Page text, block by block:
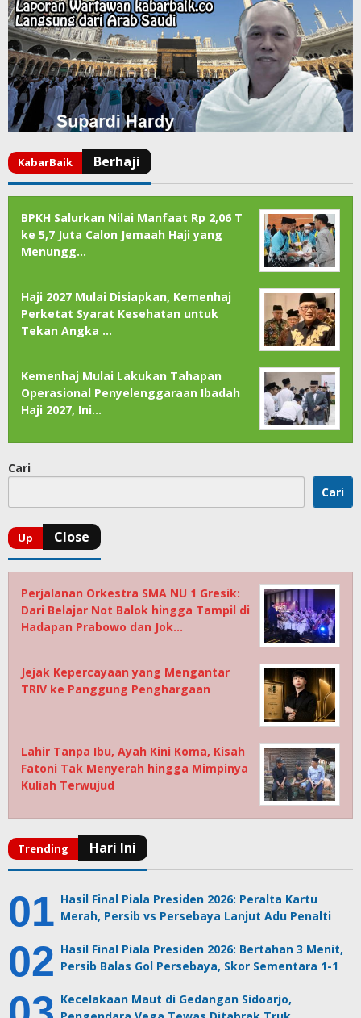
BPKH Salurkan Nilai Manfaat Rp 2,06 T
ke 5,7 Juta Calon Jemaah Haji yang
Menungg…
Haji 2027 Mulai Disiapkan, Kemenhaj
Perketat Syarat Kesehatan untuk
Tekan Angka …
Kemenhaj Mulai Lakukan Tahapan
Operasional Penyelenggaraan Ibadah
Haji 2027, Ini…
Cari
Cari
Perjalanan Orkestra SMA NU 1 Gresik:
Dari Belajar Not Balok hingga Tampil di
Hadapan Prabowo dan Jok…
Jejak Kepercayaan yang Mengantar
TRIV ke Panggung Penghargaan
Lahir Tanpa Ibu, Ayah Kini Koma, Kisah
Fatoni Tak Menyerah hingga Mimpinya
Kuliah Terwujud
Hasil Final Piala Presiden 2026: Peralta Kartu
Merah, Persib vs Persebaya Lanjut Adu Penalti
Hasil Final Piala Presiden 2026: Bertahan 3 Menit,
Persib Balas Gol Persebaya, Skor Sementara 1-1
Kecelakaan Maut di Gedangan Sidoarjo,